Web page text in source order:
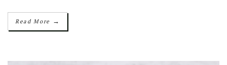
Read More →